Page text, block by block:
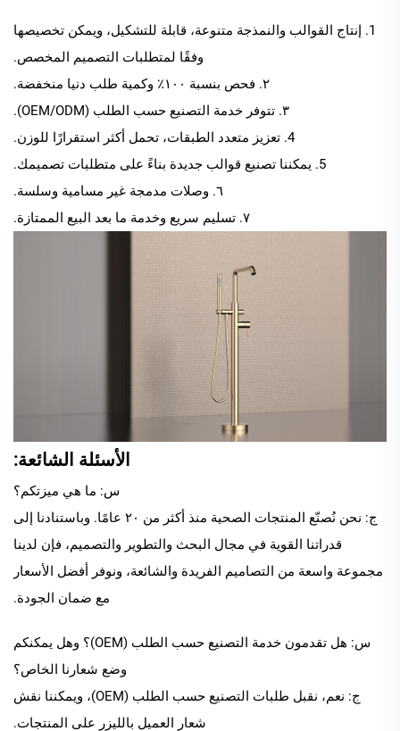
1. إنتاج القوالب والنمذجة متنوعة، قابلة للتشكيل، ويمكن تخصيصها
وفقًا لمتطلبات التصميم المخصص.
٢. فحص بنسبة ١٠٠٪ وكمية طلب دنيا منخفضة.
٣. تتوفر خدمة التصنيع حسب الطلب (OEM/ODM).
4. تعزيز متعدد الطبقات، تحمل أكثر استقرارًا للوزن.
5. يمكننا تصنيع قوالب جديدة بناءً على متطلبات تصميمك.
٦. وصلات مدمجة غير مسامية وسلسة.
٧. تسليم سريع وخدمة ما بعد البيع الممتازة.
الأسئلة الشائعة:
س: ما هي ميزتكم؟
ج: نحن نُصنّع المنتجات الصحية منذ أكثر من ٢٠ عامًا. وباستنادنا إلى
قدراتنا القوية في مجال البحث والتطوير والتصميم، فإن لدينا
مجموعة واسعة من التصاميم الفريدة والشائعة، ونوفر أفضل الأسعار
مع ضمان الجودة.
س: هل تقدمون خدمة التصنيع حسب الطلب (OEM)؟ وهل يمكنكم
وضع شعارنا الخاص؟
ج: نعم، نقبل طلبات التصنيع حسب الطلب (OEM)، ويمكننا نقش
شعار العميل بالليزر على المنتجات.